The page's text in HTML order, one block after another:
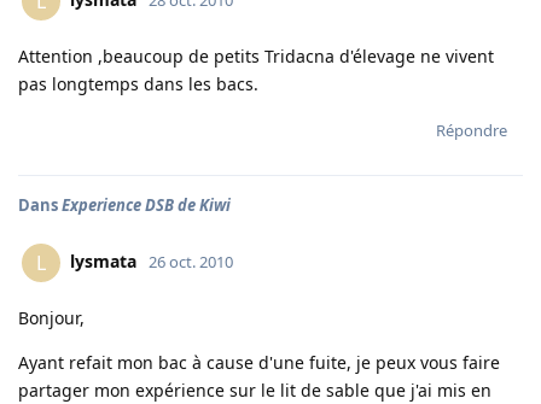
Attention ,beaucoup de petits Tridacna d'élevage ne vivent
pas longtemps dans les bacs.
Répondre
DansExperience DSB de Kiwi
L lysmata 26 oct. 2010
Bonjour,
Ayant refait mon bac à cause d'une fuite, je peux vous faire
partager mon expérience sur le lit de sable que j'ai mis en